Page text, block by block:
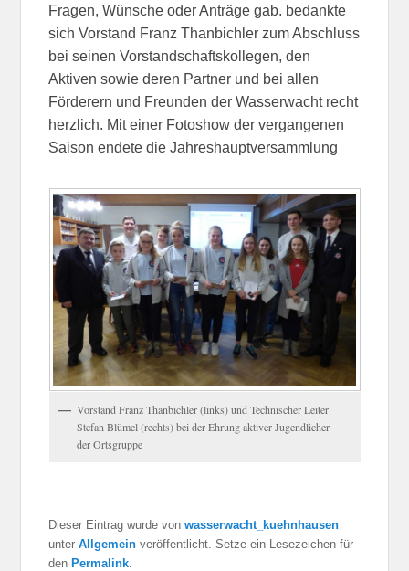
Fragen, Wünsche oder Anträge gab. bedankte
sich Vorstand Franz Thanbichler zum Abschluss
bei seinen Vorstandschaftskollegen, den
Aktiven sowie deren Partner und bei allen
Förderern und Freunden der Wasserwacht recht
herzlich. Mit einer Fotoshow der vergangenen
Saison endete die Jahreshauptversammlung
Vorstand Franz Thanbichler (links) und Technischer Leiter
Stefan Blümel (rechts) bei der Ehrung aktiver Jugendlicher
der Ortsgruppe
Dieser Eintrag wurde vonwasserwacht_kuehnhausen
unterAllgemein veröffentlicht. Setze ein Lesezeichen für
den Permalink